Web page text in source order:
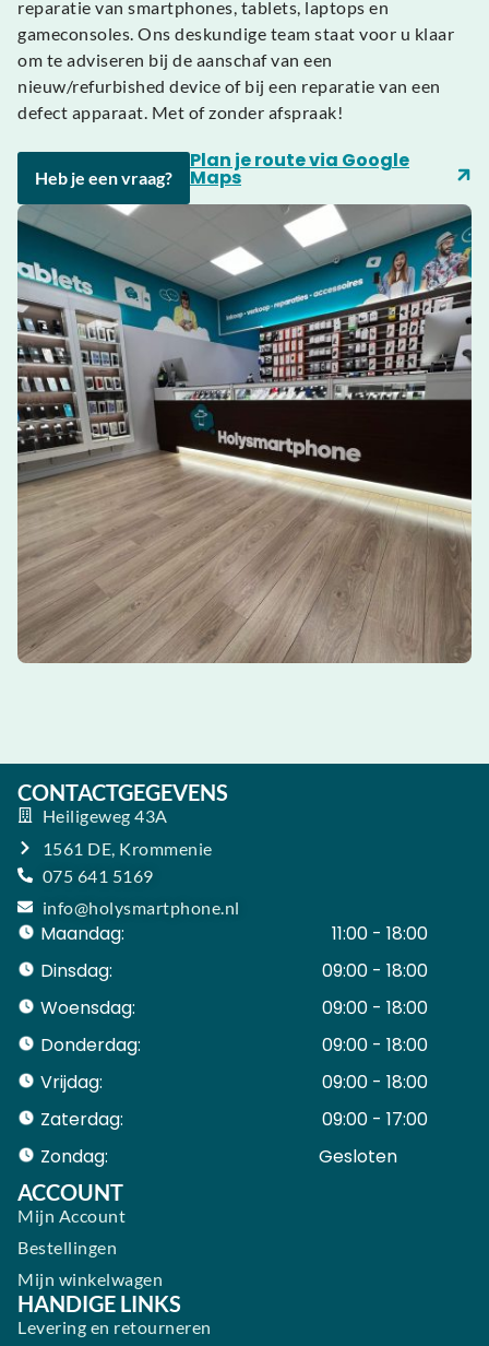
reparatie van smartphones, tablets, laptops en
gameconsoles. Ons deskundige team staat voor u klaar
om te adviseren bij de aanschaf van een
nieuw/refurbished device of bij een reparatie van een
defect apparaat. Met of zonder afspraak!
Heb je een vraag?
Plan je route via Google
Maps
CONTACTGEGEVENS
Heiligeweg 43A
1561 DE, Krommenie
075 641 5169
info@holysmartphone.nl
Maandag:
11:00 - 18:00
Dinsdag:
09:00 - 18:00
Woensdag:
09:00 - 18:00
Donderdag:
09:00 - 18:00
Vrijdag:
09:00 - 18:00
Zaterdag:
09:00 - 17:00
Zondag:
Gesloten ​ ​ ​ ​ ​ ​ ​
ACCOUNT
Mijn Account
Bestellingen
Mijn winkelwagen
HANDIGE LINKS
Levering en retourneren